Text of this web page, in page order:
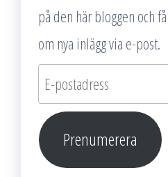
på den här bloggen och
om nya inlägg via e-post.
E-
postadress
Prenumerera